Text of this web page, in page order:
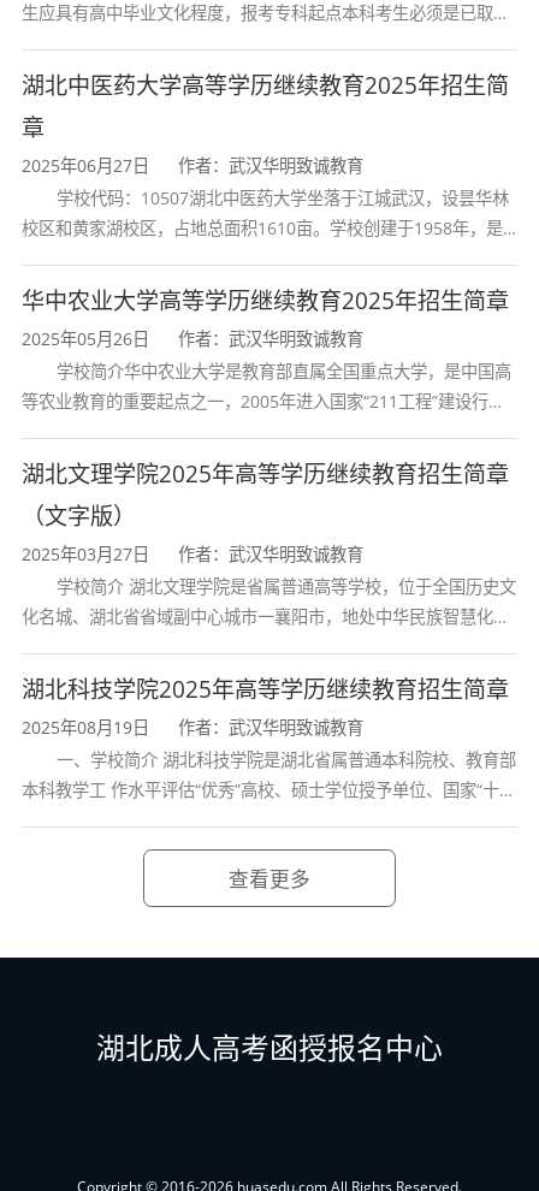
实践平台优越——学院拥有化工原理实验室、
化工专业实验室及仿真实训装置等完备的实验教
学平台，与多家知名化工企业建立了长期合作关
系，共建实习基地，为学生提供了真实工程场景
的实践机会。
二、专业定位与培养目标
武汉科技大学继续教育学院成人教育高起本化
学工程与工艺专业，是一门以化学、物理、数学
等自然科学为基础，结合工程技术和管理科学的
综合性学科。专业旨在培养具备化学工程与工艺
才，依托学校在化工、冶金等领域的学科优势，
注重工程设计与技术开发的融合，使学生能够胜
任化工、炼油、冶金、能源、材料和环保等行业
的工程设计、技术开发、生产操作与管理、科学
研究等工作。
本专业设有 能源化工 和 精细化工
两个专业方
向，学生可根据个人兴趣和职业规划灵活选择。
在培养过程中，突出价值引领、能力锻造和创新
赋能三位一体的教育理念，将工匠精神、安全环
保意识和社会责任感融入专业教育，着力培养具
生应具有高中毕业文化程度，报考专科起点本科考生必须是已取得
构颁发的大学专科毕业证书的人
湖北中医药大学高等学历继续教育2025年招生简
章
2025年06月27日
作者：武汉华明致诚教育
学校代码：10507湖北中医药大学坐落于江城武汉，设昙华林
校区和黄家湖校区，占地总面积1610亩。学校创建于1958年，是
育和最早开办中医研究
华中农业大学高等学历继续教育2025年招生简章
2025年05月26日
作者：武汉华明致诚教育
学校简介华中农业大学是教育部直属全国重点大学，是中国高
等农业教育的重要起点之一，2005年进入国家“211工程”建设行
首轮“双一流”成效
湖北文理学院2025年高等学历继续教育招生简章
（文字版）
2025年03月27日
作者：武汉华明致诚教育
学校简介 湖北文理学院是省属普通高等学校，位于全国历史文
化名城、湖北省省域副中心城市一襄阳市，地处中华民族智慧化身
学校、全国普通
湖北科技学院2025年高等学历继续教育招生简章
2025年08月19日
作者：武汉华明致诚教育
一、学校简介 湖北科技学院是湖北省属普通本科院校、教育部
本科教学工 作水平评估“优秀”高校、硕士学位授予单位、国家“十三
查看更多
湖北成人高考函授报名中心
Copyright © 2016-2026 huasedu.com All Rights Reserved.